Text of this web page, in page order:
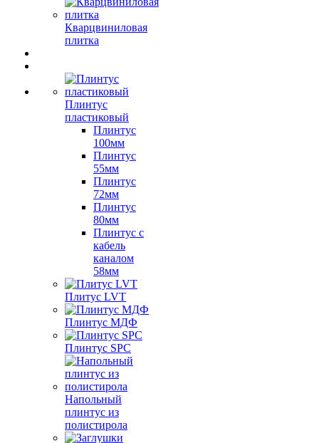
Кварцвиниловая
плитка
Плинтус
пластиковый
Плинтус
100мм
Плинтус
55мм
Плинтус
72мм
Плинтус
80мм
Плинтус с
кабель
каналом
58мм
Плитус LVT
Плинтус МДФ
Плинтус SPC
Напольный
плинтус из
полистирола